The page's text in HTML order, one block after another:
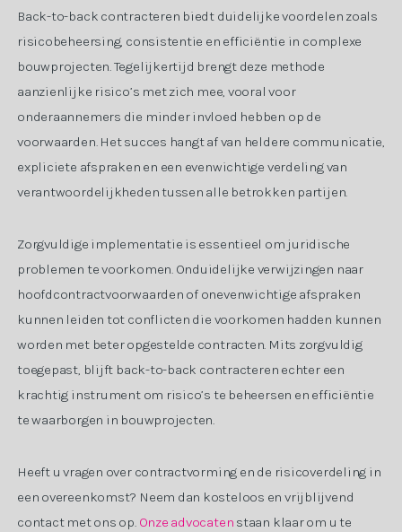
Back-to-back contracteren biedt duidelijke voordelen zoals
risicobeheersing, consistentie en efficiëntie in complexe
bouwprojecten. Tegelijkertijd brengt deze methode
aanzienlijke risico’s met zich mee, vooral voor
onderaannemers die minder invloed hebben op de
voorwaarden. Het succes hangt af van heldere communicatie,
expliciete afspraken en een evenwichtige verdeling van
verantwoordelijkheden tussen alle betrokken partijen.
Zorgvuldige implementatie is essentieel om juridische
problemen te voorkomen. Onduidelijke verwijzingen naar
hoofdcontractvoorwaarden of onevenwichtige afspraken
kunnen leiden tot conflicten die voorkomen hadden kunnen
worden met beter opgestelde contracten. Mits zorgvuldig
toegepast, blijft back-to-back contracteren echter een
krachtig instrument om risico’s te beheersen en efficiëntie
te waarborgen in bouwprojecten.
Heeft u vragen over contractvorming en de risicoverdeling in
een overeenkomst? Neem dan kosteloos en vrijblijvend
contact met ons op. Onze advocaten staan klaar om u te